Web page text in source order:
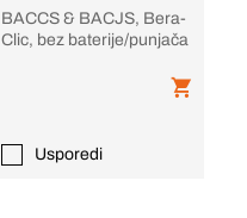
BACCS & BACJS, Bera-
Clic, bez baterije/punjača
Usporedi